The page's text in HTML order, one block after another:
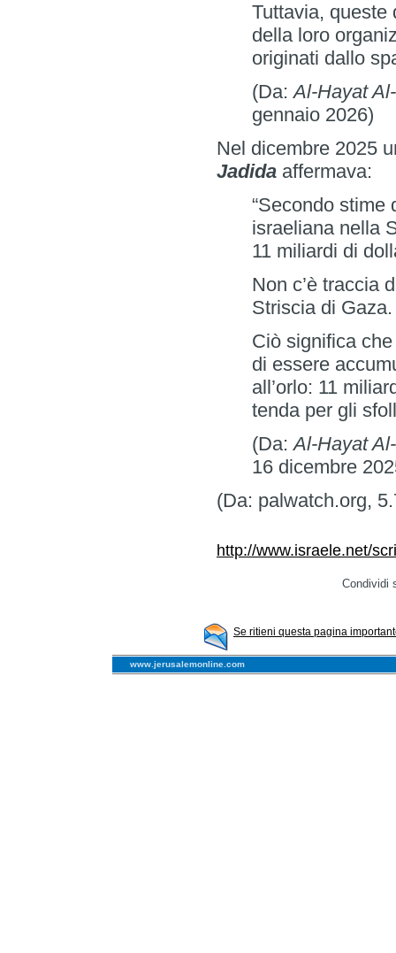
Tuttavia, queste
della loro
originati dallo
(Da:Al-Hayat
gennaio 2026)
Nel dicembre 2025
Jadida affermava:
“Secondo stime
israeliana nella
11 miliardi di
Non c’è traccia
Striscia di Gaza.
Ciò significa
di essere
all’orlo: 11
tenda per gli
(Da:Al-Hayat
16 dicembre
(Da: palwatch.org,
http://www.israele.net/
Condividi
Se ritieni questa pagina
www.jerusalemonline.com